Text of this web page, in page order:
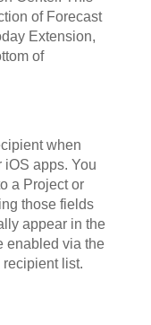
of Forecast
Extension,
of
when
iOS apps. You
a Project or
those fields
appear in the
enabled via the
list.